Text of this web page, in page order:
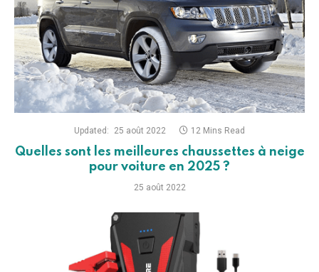
Updated: 25 août 2022 12 Mins Read
Quelles sont les meilleures chaussettes à neige
pour voiture en 2025 ?
25 août 2022